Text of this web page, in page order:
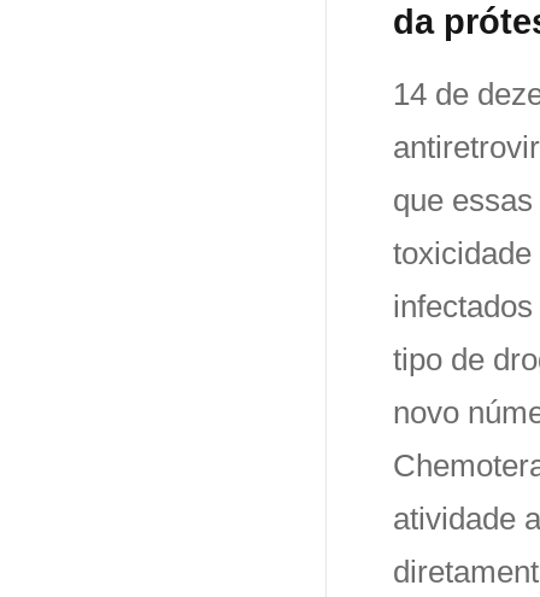
da
14 de
que
tipo de
novo
atividade